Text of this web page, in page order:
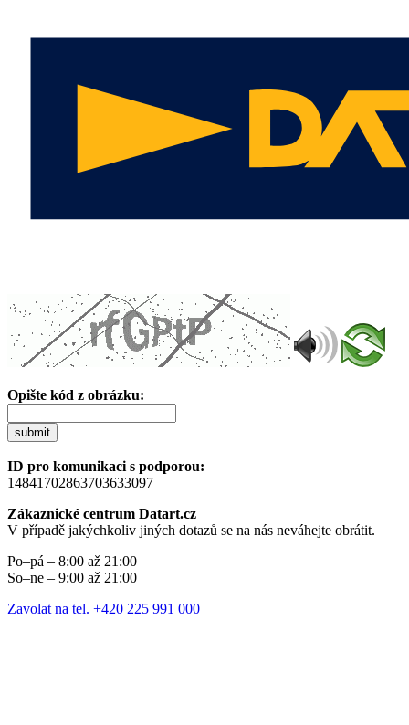
Opište kód z obrázku:
submit
ID pro komunikaci s podporou:
14841702863703633097
Zákaznické centrum Datart.cz
V případě jakýchkoliv jiných dotazů se na nás neváhejte obrátit.
Po–pá – 8:00 až 21:00
So–ne – 9:00 až 21:00
Zavolat na tel. +420 225 991 000